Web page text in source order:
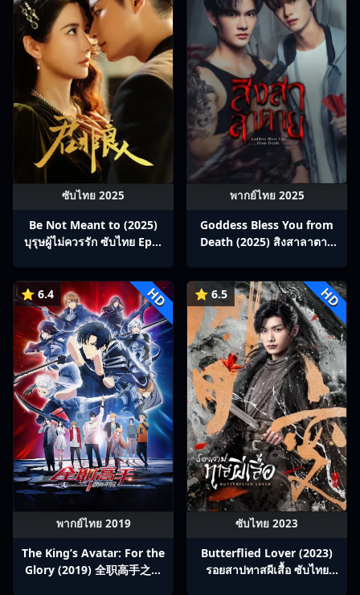
ซับไทย 2025
Be Not Meant to (2025)
บุรุษผู้ไม่ควรรัก ซับไทย Ep1-
พากย์ไทย 2025
Goddess Bless You from
Death (2025) สิงสาลาตาย
⭐ 6.4 HD
พากย์ไทย 2019
The King’s Avatar: For the
Glory (2019) 全职高手之巅
⭐ 6.5 HD
ซับไทย 2023
Butterflied Lover (2023)
รอยสาปทาสผีเสื้อ ซับไทย